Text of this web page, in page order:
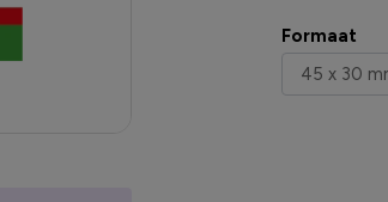
Formaat